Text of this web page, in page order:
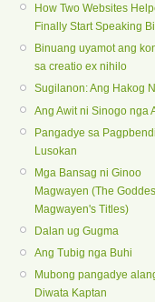
How Two Websites
Finally Start Speaking
Binuang uyamot ang
sa creatio ex nihilo
Sugilanon: Ang Hakog
Ang Awit ni Sinogo nga
Pangadye sa
Lusokan
Mga Bansag ni Ginoo
Magwayen (The
Magwayen's Titles)
Dalan ug Gugma
Ang Tubig nga Buhi
Mubong pangadye
Diwata Kaptan